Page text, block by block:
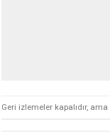
Geri izlemeler kapalıdır, ama